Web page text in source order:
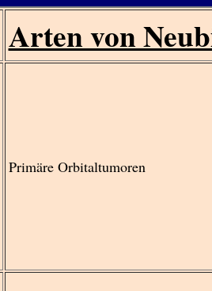
Arten von
Primäre Orbitaltumoren